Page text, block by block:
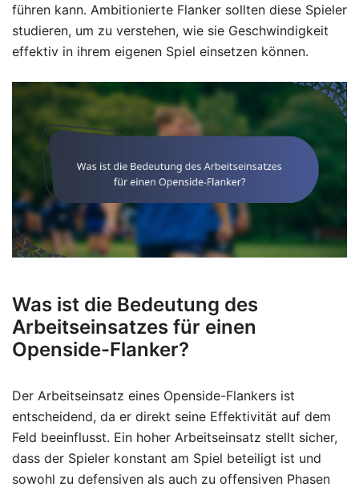
führen kann. Ambitionierte Flanker sollten diese Spieler
studieren, um zu verstehen, wie sie Geschwindigkeit
effektiv in ihrem eigenen Spiel einsetzen können.
Was ist die Bedeutung des
Arbeitseinsatzes für einen
Openside-Flanker?
Der Arbeitseinsatz eines Openside-Flankers ist
entscheidend, da er direkt seine Effektivität auf dem
Feld beeinflusst. Ein hoher Arbeitseinsatz stellt sicher,
dass der Spieler konstant am Spiel beteiligt ist und
sowohl zu defensiven als auch zu offensiven Phasen